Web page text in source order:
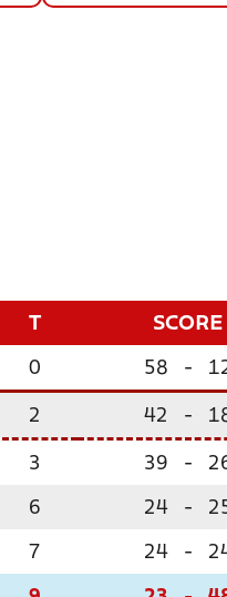
T SCORE
0 58 -
2 42 -
3 39 -
6 24 -
7 24 -